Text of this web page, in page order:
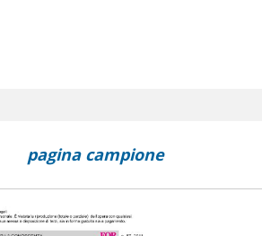
Training?
pagina campione